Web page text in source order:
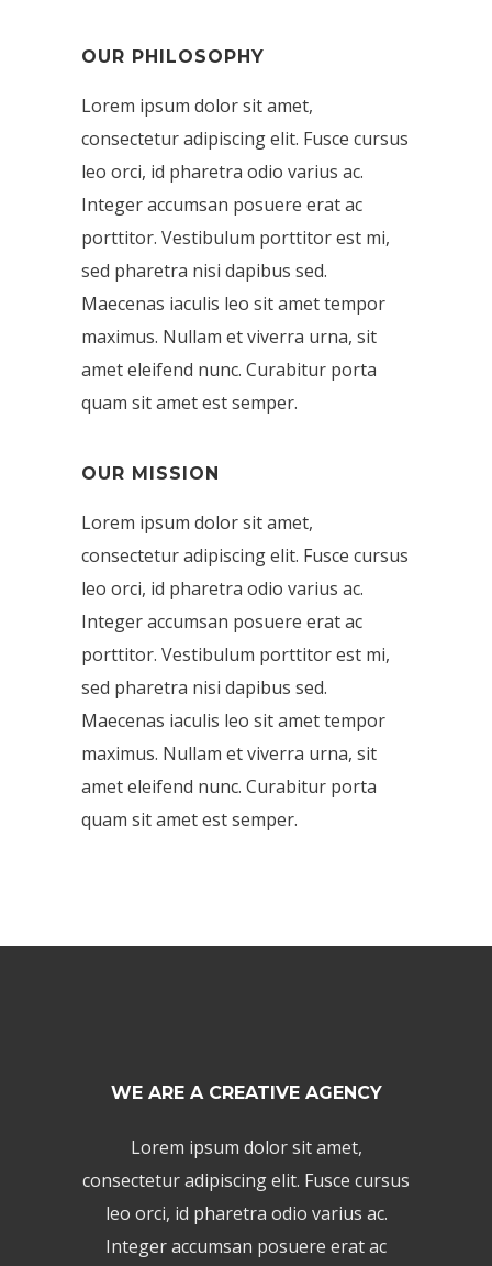
OUR PHILOSOPHY
Lorem ipsum dolor sit amet,
consectetur adipiscing elit. Fusce cursus
leo orci, id pharetra odio varius ac.
Integer accumsan posuere erat ac
porttitor. Vestibulum porttitor est mi,
sed pharetra nisi dapibus sed.
Maecenas iaculis leo sit amet tempor
maximus. Nullam et viverra urna, sit
amet eleifend nunc. Curabitur porta
quam sit amet est semper.
OUR MISSION
Lorem ipsum dolor sit amet,
consectetur adipiscing elit. Fusce cursus
leo orci, id pharetra odio varius ac.
Integer accumsan posuere erat ac
porttitor. Vestibulum porttitor est mi,
sed pharetra nisi dapibus sed.
Maecenas iaculis leo sit amet tempor
maximus. Nullam et viverra urna, sit
amet eleifend nunc. Curabitur porta
quam sit amet est semper.
WE ARE A CREATIVE AGENCY
Lorem ipsum dolor sit amet,
consectetur adipiscing elit. Fusce cursus
leo orci, id pharetra odio varius ac.
Integer accumsan posuere erat ac